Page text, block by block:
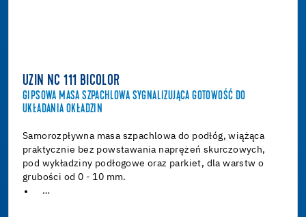
UZIN NC 111 BICOLOR
GIPSOWA MASA SZPACHLOWA SYGNALIZUJĄCA GOTOWOŚĆ DO
UKŁADANIA OKŁADZIN
Samorozpływna masa szpachlowa do podłóg, wiążąca
praktycznie bez powstawania naprężeń skurczowych,
pod wykładziny podłogowe oraz parkiet, dla warstw o
grubości od 0 - 10 mm.
…